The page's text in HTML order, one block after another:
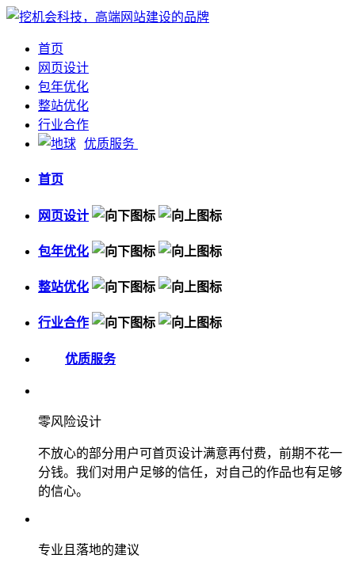
首页
网页设计
包年优化
整站优化
行业合作
优质服务
首页
网页设计
包年优化
整站优化
行业合作
优质服务
零风险设计
不放心的部分用户可首页设计满意再付费，前期不花一
分钱。我们对用户足够的信任，对自己的作品也有足够
的信心。
专业且落地的建议